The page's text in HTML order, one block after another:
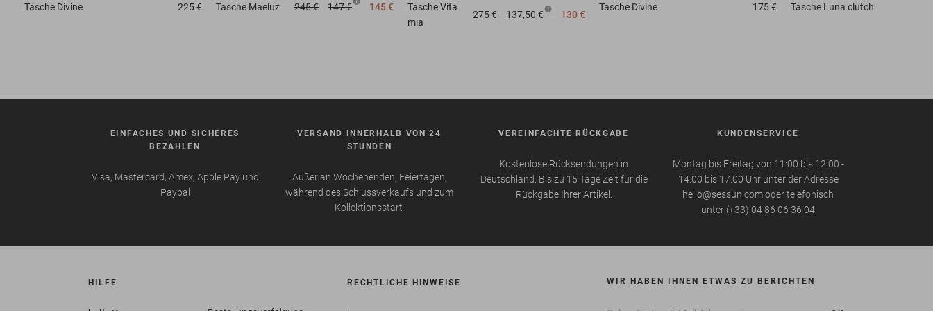
Tasche Divine 225 € Tasche Maeluz 245 € 147 € 145 € TascheVita
mia
275 € 137,50 € 130 €
Tasche Divine 175 € Tasche Luna clutch
EINFACHES UND SICHERES
BEZAHLEN
Visa, Mastercard, Amex, Apple Pay und
Paypal
VERSAND INNERHALB VON 24
STUNDEN
Außer an Wochenenden, Feiertagen,
während des Schlussverkaufs und zum
Kollektionsstart
VEREINFACHTE RÜCKGABE
Kostenlose Rücksendungen in
Deutschland. Bis zu 15 Tage Zeit für die
Rückgabe Ihrer Artikel.
KUNDENSERVICE
Montag bis Freitag von 11:00 bis 12:00 -
14:00 bis 17:00 Uhr unter der Adresse
hello@sessun.com oder telefonisch
unter (+33) 04 86 06 36 04
HILFE RECHTLICHE HINWEISE WIR HABEN IHNEN ETWAS ZU BERICHTEN